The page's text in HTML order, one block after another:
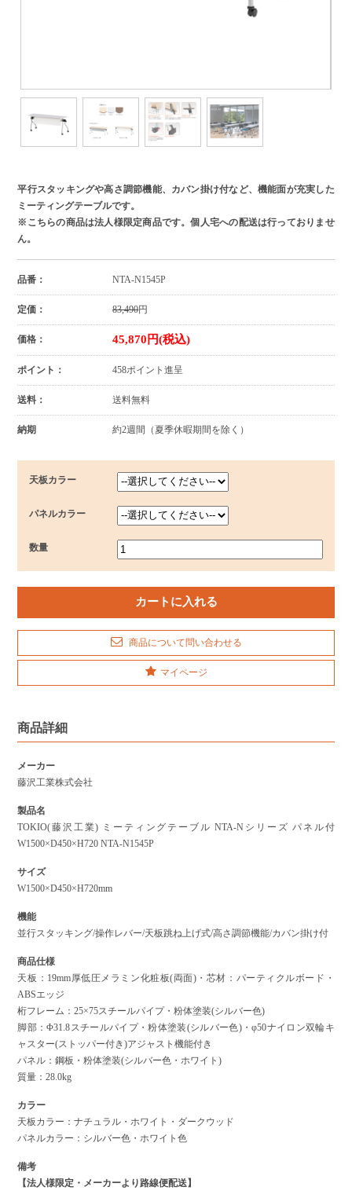
平行スタッキングや高さ調節機能、カバン掛け付など、機能面が充実した
ミーティングテーブルです。
※こちらの商品は法人様限定商品です。個人宅への配送は行っておりませ
ん。
品番： NTA-N1545P
定価： 83,490円
価格： 45,870円(税込)
ポイント： 458ポイント進呈
送料： 送料無料
納期 約2週間（夏季休暇期間を除く）
天板カラー
パネルカラー
数量
商品について問い合わせる
マイページ
商品詳細
メーカー
藤沢工業株式会社
製品名
TOKIO(藤沢工業) ミーティングテーブル NTA-Nシリーズ パネル付
W1500×D450×H720 NTA-N1545P
サイズ
W1500×D450×H720mm
機能
並行スタッキング/操作レバー/天板跳ね上げ式/高さ調節機能/カバン掛け付
商品仕様
天板：19mm厚低圧メラミン化粧板(両面)・芯材：パーティクルボード・
ABSエッジ
桁フレーム：25×75スチールパイプ・粉体塗装(シルバー色)
脚部：Φ31.8スチールパイプ・粉体塗装(シルバー色)・φ50ナイロン双輪キ
ャスター(ストッパー付き)アジャスト機能付き
パネル：鋼板・粉体塗装(シルバー色・ホワイト)
質量：28.0kg
カラー
天板カラー：ナチュラル・ホワイト・ダークウッド
パネルカラー：シルバー色・ホワイト色
備考
【法人様限定・メーカーより路線便配送】